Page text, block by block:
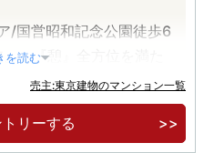
/国営昭和記念公園徒歩6
・『憩』全方位を満た
を読む
売主:東京建物のマンション一覧
リーする